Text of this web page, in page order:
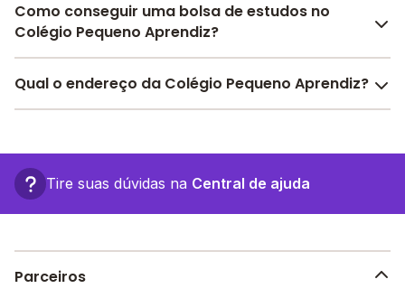
Como conseguir uma bolsa de estudos no
Colégio Pequeno Aprendiz?
O Melhor Escola oferece descontos para o Colégio
Qual o endereço da Colégio Pequeno Aprendiz?
Deodoro, 219 - São Vicente - SP.
Tire suas dúvidas na Central de ajuda
Parceiros